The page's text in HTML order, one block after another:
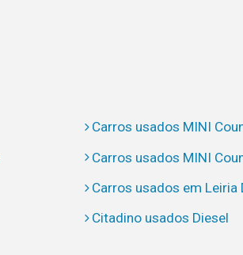
Carros usados MINI
Carros usados MINI
Carros usados em Leiria
Citadino usados Diesel